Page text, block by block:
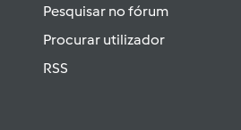
Pesquisar no fórum
Procurar utilizador
RSS